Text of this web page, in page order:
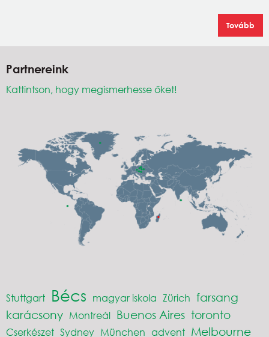
Tovább
Partnereink
Kattintson, hogy megismerhesse őket!
Stuttgart Bécs magyar iskola Zürich farsang
karácsony Montreál Buenos Aires toronto
Cserkészet Sydney München advent Melbourne